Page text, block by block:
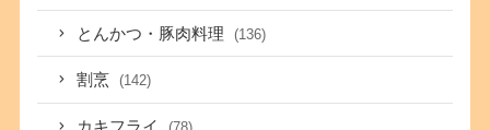
とんかつ・豚肉料理 (136)
割烹 (142)